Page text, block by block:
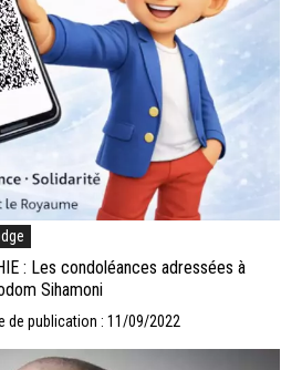
: Les condoléances adressées à
Sihamoni
de publication : 11/09/2022